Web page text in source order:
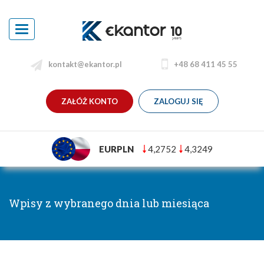
Toggle
navigation
kontakt@ekantor.pl +48 68 411 45 55
ZAŁÓŻ KONTO ZALOGUJ SIĘ
EURPLN 4,2752 4,3249
Wpisy z wybranego dnia lub miesiąca